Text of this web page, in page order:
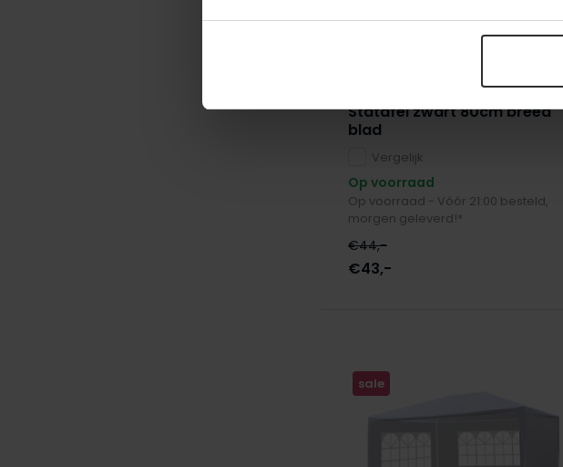
(7)
Statafel zwart 80cm breed
blad
Vergelijk
Op voorraad
Op voorraad - Vóór 21:00 besteld,
morgen geleverd!*
€44,-
€43,-
sale